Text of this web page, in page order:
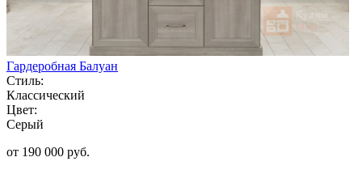
Гардеробная Балуан
Стиль:
Классический
Цвет:
Серый
от 190 000 руб.